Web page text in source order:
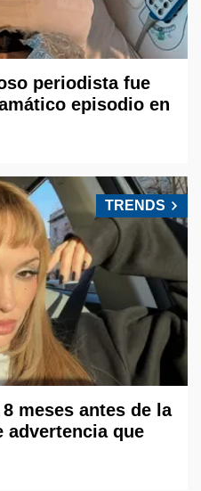
periodista fue
episodio en
TRENDS
meses antes de la
advertencia que